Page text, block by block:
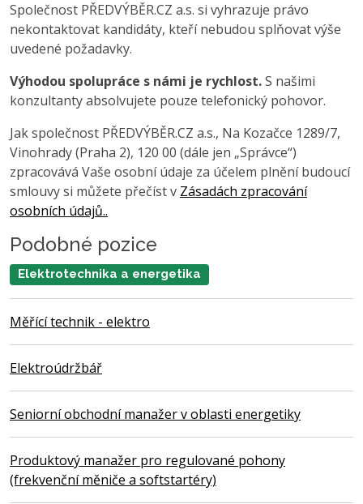
Společnost PŘEDVÝBĚR.CZ a.s. si vyhrazuje právo
nekontaktovat kandidáty, kteří nebudou splňovat výše
uvedené požadavky.
Výhodou spolupráce s námi je rychlost.S našimi
konzultanty absolvujete pouze telefonický pohovor.
Jak společnost PŘEDVÝBĚR.CZ a.s., Na Kozačce 1289/7,
Vinohrady (Praha 2), 120 00 (dále jen „Správce“)
zpracovává Vaše osobní údaje za účelem plnění budoucí
smlouvy si můžete přečíst v Zásadách zpracování
osobních údajů..
Podobné pozice
Elektrotechnika a energetika
Měřící technik - elektro
Elektroúdržbář
Seniorní obchodní manažer v oblasti energetiky
Produktový manažer pro regulované pohony
(frekvenční měniče a softstartéry)